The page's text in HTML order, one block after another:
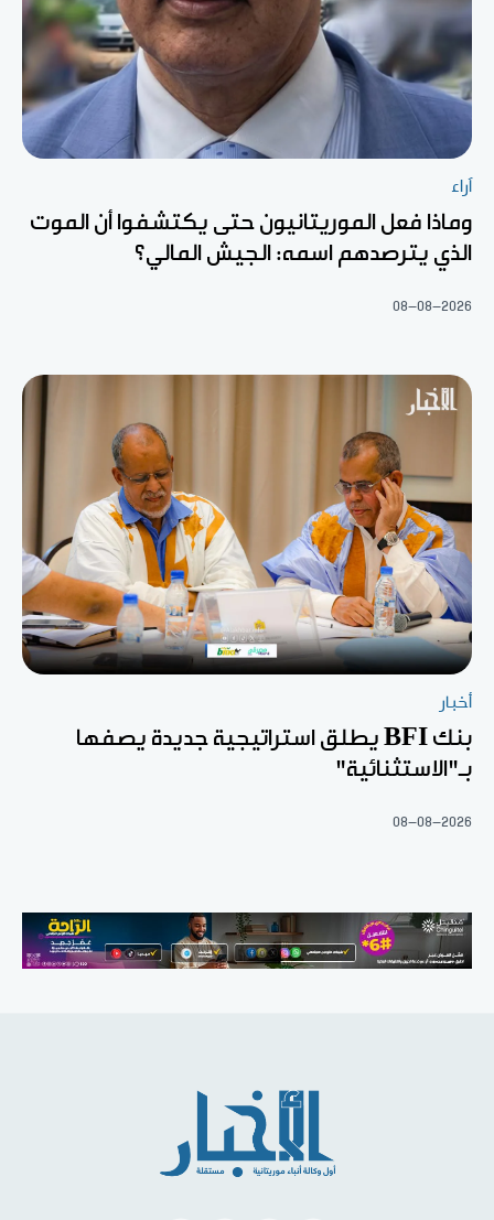
آراء
وماذا فعل الموريتانيون حتى يكتشفوا أن الموت
الذي يترصدهم اسمه: الجيش المالي؟
08-08-2026
أخبار
بنك BFI يطلق استراتيجية جديدة يصفها
بـ"الاستثنائية"
08-08-2026